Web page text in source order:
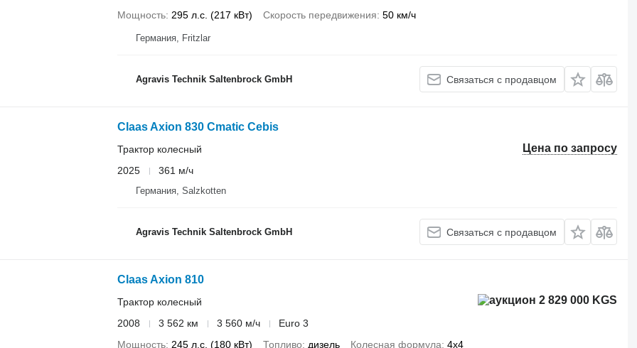
Мощность 295 л.с. (217 кВт) Скорость передвижения 50 км/ч
Германия, Fritzlar
Agravis Technik Saltenbrock GmbH Связаться с продавцом
Claas Axion 830 Cmatic Cebis
Цена по запросу
Трактор колесный
2025
361 м/ч
Германия, Salzkotten
Agravis Technik Saltenbrock GmbH Связаться с продавцом
Claas Axion 810
2 829 000 KGS
Трактор колесный
2008
3 562 км 3 560 м/ч
Euro 3
Мощность 245 л.с. (180 кВт) Топливо дизель Колесная формула 4x4